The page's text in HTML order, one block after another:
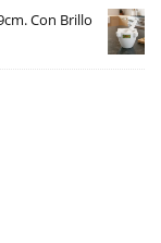
Con Brillo